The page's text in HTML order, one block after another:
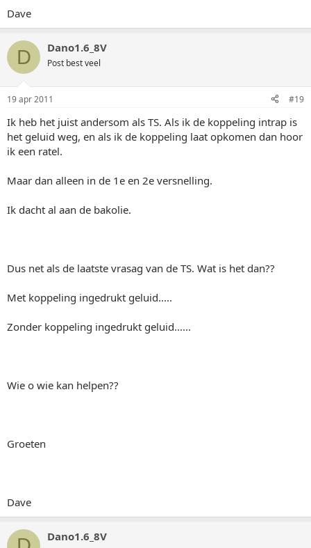
Dave
D Dano1.6_8V
Post best veel
19 apr 2011 #19
Ik heb het juist andersom als TS. Als ik de koppeling intrap is
het geluid weg, en als ik de koppeling laat opkomen dan hoor
ik een ratel.
Maar dan alleen in de 1e en 2e versnelling.
Ik dacht al aan de bakolie.
Dus net als de laatste vrasag van de TS. Wat is het dan??
Met koppeling ingedrukt geluid.....
Zonder koppeling ingedrukt geluid......
Wie o wie kan helpen??
Groeten
Dave
Dano1.6_8V